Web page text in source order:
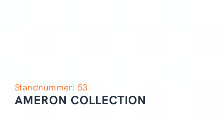
Standnummer: 53
AMERON COLLECTION